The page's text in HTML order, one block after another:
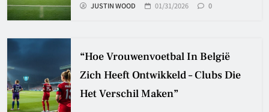
JUSTIN WOOD 01/31/2026 0
“Hoe Vrouwenvoetbal In België
Zich Heeft Ontwikkeld – Clubs Die
Het Verschil Maken”